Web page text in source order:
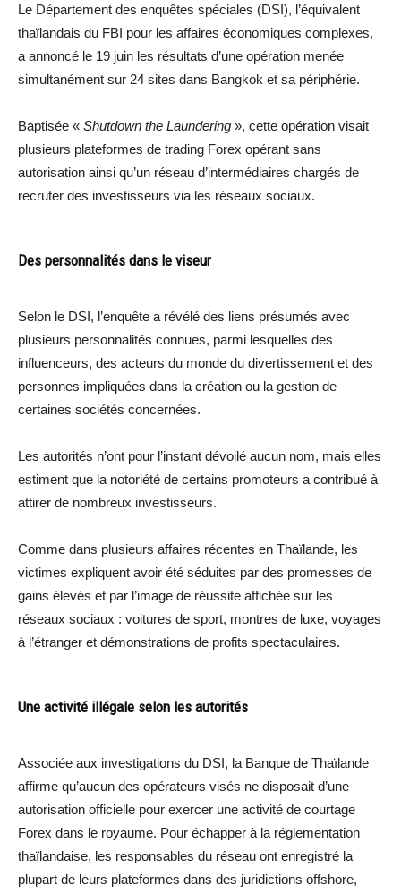
Le Département des enquêtes spéciales (DSI), l’équivalent
thaïlandais du FBI pour les affaires économiques complexes,
a annoncé le 19 juin les résultats d’une opération menée
simultanément sur 24 sites dans Bangkok et sa périphérie.
Baptisée « Shutdown the Laundering », cette opération visait
plusieurs plateformes de trading Forex opérant sans
autorisation ainsi qu’un réseau d’intermédiaires chargés de
recruter des investisseurs via les réseaux sociaux.
Des personnalités dans le viseur
Selon le DSI, l’enquête a révélé des liens présumés avec
plusieurs personnalités connues, parmi lesquelles des
influenceurs, des acteurs du monde du divertissement et des
personnes impliquées dans la création ou la gestion de
certaines sociétés concernées.
Les autorités n’ont pour l’instant dévoilé aucun nom, mais elles
estiment que la notoriété de certains promoteurs a contribué à
attirer de nombreux investisseurs.
Comme dans plusieurs affaires récentes en Thaïlande, les
victimes expliquent avoir été séduites par des promesses de
gains élevés et par l’image de réussite affichée sur les
réseaux sociaux : voitures de sport, montres de luxe, voyages
à l’étranger et démonstrations de profits spectaculaires.
Une activité illégale selon les autorités
Associée aux investigations du DSI, la Banque de Thaïlande
affirme qu’aucun des opérateurs visés ne disposait d’une
autorisation officielle pour exercer une activité de courtage
Forex dans le royaume. Pour échapper à la réglementation
thaïlandaise, les responsables du réseau ont enregistré la
plupart de leurs plateformes dans des juridictions offshore,